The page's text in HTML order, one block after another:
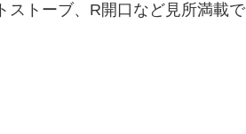
ストーブ、R開口など見所満載で